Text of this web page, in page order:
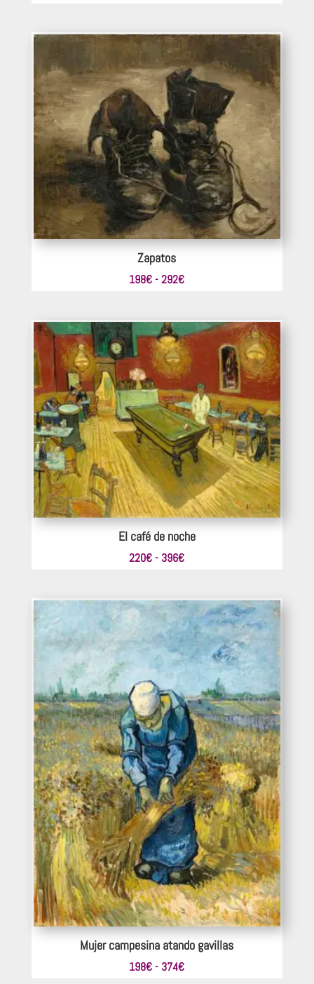
desde
242€
hasta
374€
Zapatos
198€ - 292€Rango
desde
198€
hasta
292€
El café de noche
220€ - 396€Rango
desde
220€
hasta
396€
Mujer campesina atando gavillas
198€ - 374€Rango